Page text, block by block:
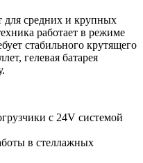
для средних и крупных
работает в режиме
стабильного крутящего
гелевая батарея
с 24V системой
в стеллажных